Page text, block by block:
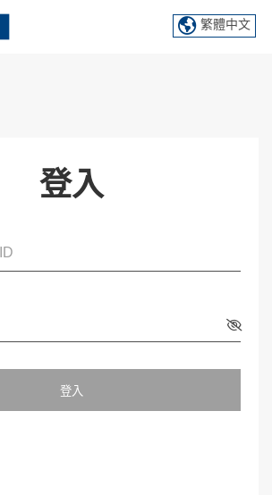
繁體中文
登入
登入